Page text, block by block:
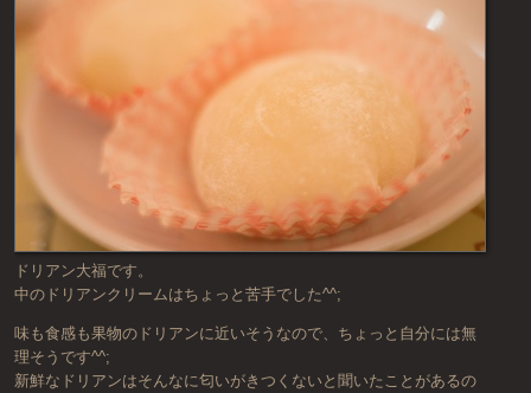
ドリアン大福です。
中のドリアンクリームはちょっと苦手でした^^;
味も食感も果物のドリアンに近いそうなので、ちょっと自分には無
理そうです^^;
新鮮なドリアンはそんなに匂いがきつくないと聞いたことがあるの